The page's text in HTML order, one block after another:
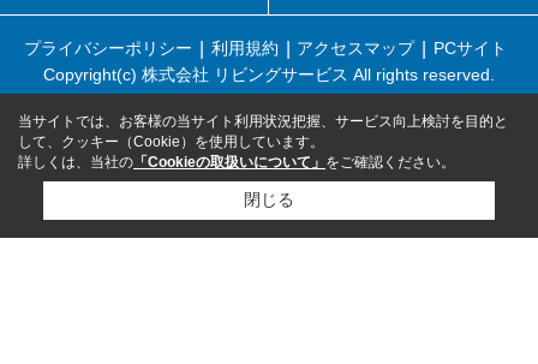
プライバシーポリシー 利用規約 アクセスマップ
PCサイト
Copyright(c) 株式会社 リビングサービス All rights reserved.
当サイトでは、お客様の当サイト利用状況把握、サービス向上検討を目的と
して、クッキー（Cookie）を使用しています。
詳しくは、当社の 「Cookieの取扱いについて」 をご確認ください。
閉じる